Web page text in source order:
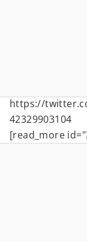
https://
42329903104
[read_more